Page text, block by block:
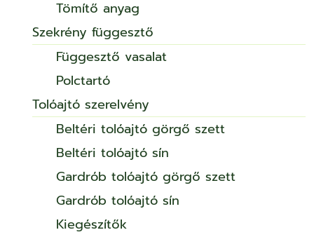
Tömítő anyag
Szekrény függesztő
Függesztő vasalat
Polctartó
Tolóajtó szerelvény
Beltéri tolóajtó görgő szett
Beltéri tolóajtó sín
Gardrób tolóajtó görgő szett
Gardrób tolóajtó sín
Kiegészítők